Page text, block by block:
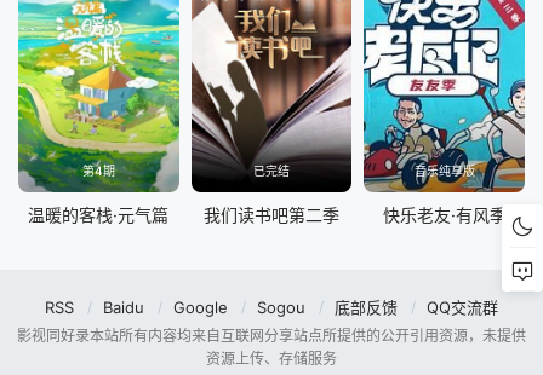
第4期
温暖的客栈·元气篇
已完结
我们读书吧第二季
音乐纯享版
快乐老友·有风季
RSS Baidu Google Sogou 底部反馈 QQ交流群
影视同好录本站所有内容均来自互联网分享站点所提供的公开引用资源，未提供
资源上传、存储服务